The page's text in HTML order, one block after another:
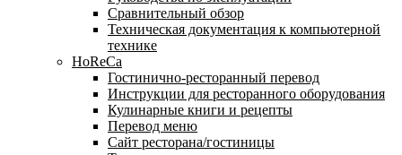
Сравнительный обзор
Техническая документация к компьютерной
технике
HoReCa
Гостинично-ресторанный перевод
Инструкции для ресторанного оборудования
Кулинарные книги и рецепты
Перевод меню
Сайт ресторана/гостиницы